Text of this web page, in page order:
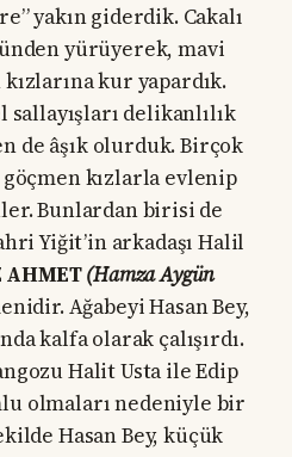
yakın giderdik. Cakalı
yürüyerek, mavi
kur yapardık.
delikanlılık
de âşık olurduk. Birçok
kızlarla evlenip
Bunlardan birisi de
Yiğit’in arkadaşı Halil
AHMET(Hamza Aygün
Ağabeyi Hasan Bey,
kalfa olarak çalışırdı.
Halit Usta ile Edip
olmaları nedeniyle bir
Hasan Bey, küçük